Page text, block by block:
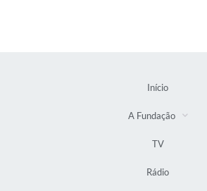
Início
A Fundação
TV
Rádio